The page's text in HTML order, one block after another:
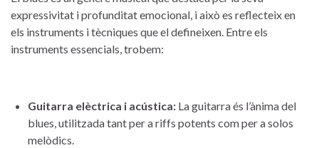
expressivitat i profunditat ‍emocional, i això es reflecteix en
els⁤ instruments i ⁢tècniques que el​ defineixen. ‌Entre els
instruments essencials, trobem:
Guitarra elèctrica‍ i acústica: La guitarra és ⁤l’ànima del
blues, utilitzada tant per a riffs potents⁣ com per‍ a⁤ solos
melòdics.